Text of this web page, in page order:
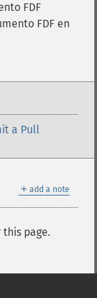
FDF
FDF en
a Pull
＋ add a note
page.